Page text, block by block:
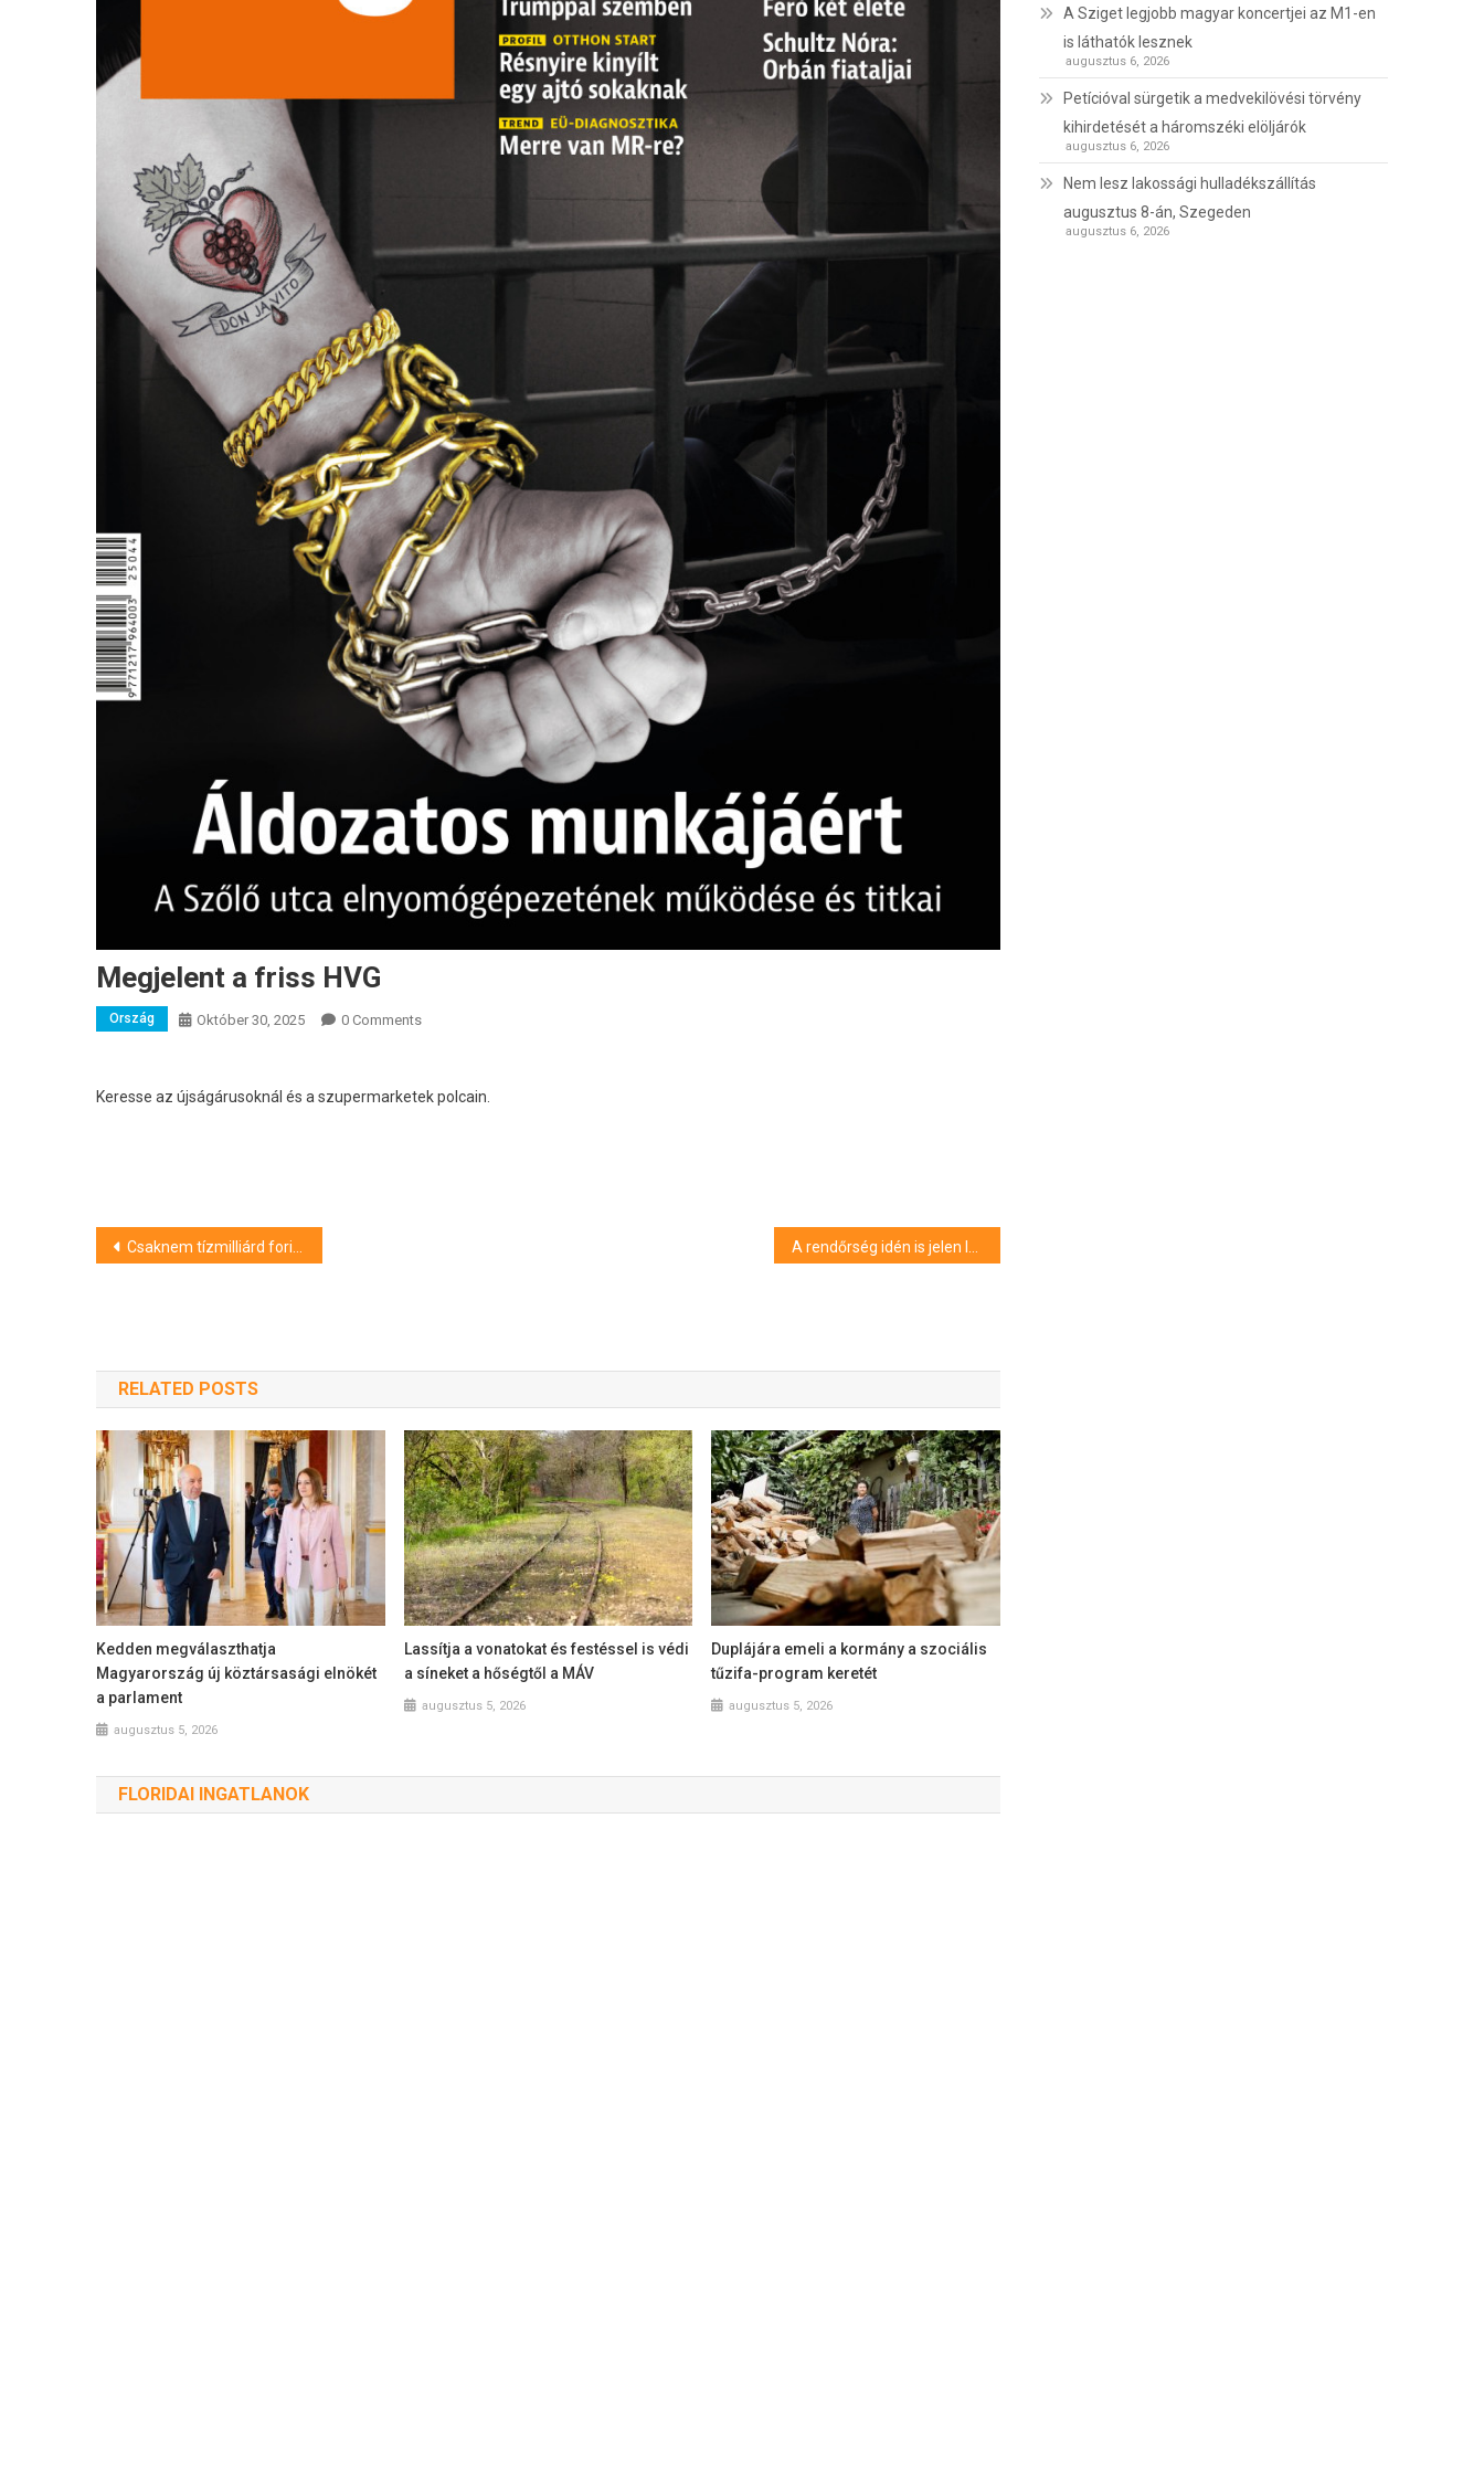
Megjelent a friss HVG
Ország Október 30, 2025 0 Comments
Keresse az újságárusoknál és a szupermarketek polcain.
Bejegyzés
Csaknem tízmilliárd forint áfát csalt el egy szegedi vállalkozó
RELATED POSTS
Kedden megválaszthatja
Magyarország új köztársasági elnökét
a parlament
augusztus 5, 2026
Lassítja a vonatokat és festéssel is védi
a síneket a hőségtől a MÁV
augusztus 5, 2026
Duplájára emeli a kormány a szociális
tűzifa-program keretét
augusztus 5, 2026
FLORIDAI INGATLANOK
A Sziget legjobb magyar koncertjei az M1-en
is láthatók lesznek
augusztus 6, 2026
Petícióval sürgetik a medvekilövési törvény
kihirdetését a háromszéki elöljárók
augusztus 6, 2026
Nem lesz lakossági hulladékszállítás
augusztus 8-án, Szegeden
augusztus 6, 2026